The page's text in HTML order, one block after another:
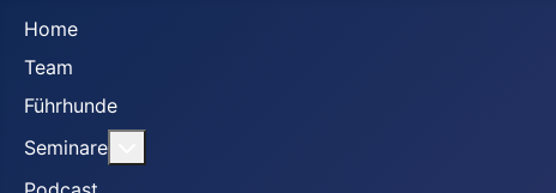
Home
Team
Führhunde
Seminare